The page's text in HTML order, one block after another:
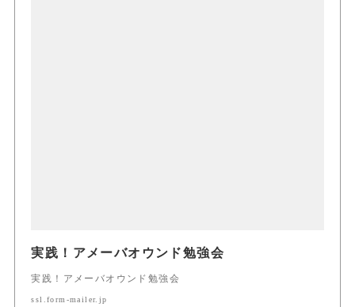
実践！アメーバオウンド勉強会
実践！アメーバオウンド勉強会
ssl.form-mailer.jp